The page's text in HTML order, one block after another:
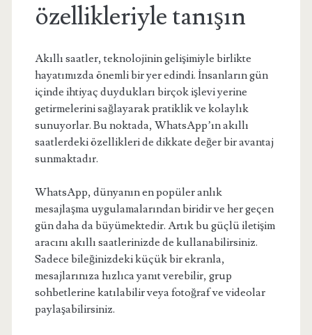
özellikleriyle tanışın
Akıllı saatler, teknolojinin gelişimiyle birlikte
hayatımızda önemli bir yer edindi. İnsanların gün
içinde ihtiyaç duydukları birçok işlevi yerine
getirmelerini sağlayarak pratiklik ve kolaylık
sunuyorlar. Bu noktada, WhatsApp’ın akıllı
saatlerdeki özellikleri de dikkate değer bir avantaj
sunmaktadır.
WhatsApp, dünyanın en popüler anlık
mesajlaşma uygulamalarından biridir ve her geçen
gün daha da büyümektedir. Artık bu güçlü iletişim
aracını akıllı saatlerinizde de kullanabilirsiniz.
Sadece bileğinizdeki küçük bir ekranla,
mesajlarınıza hızlıca yanıt verebilir, grup
sohbetlerine katılabilir veya fotoğraf ve videolar
paylaşabilirsiniz.